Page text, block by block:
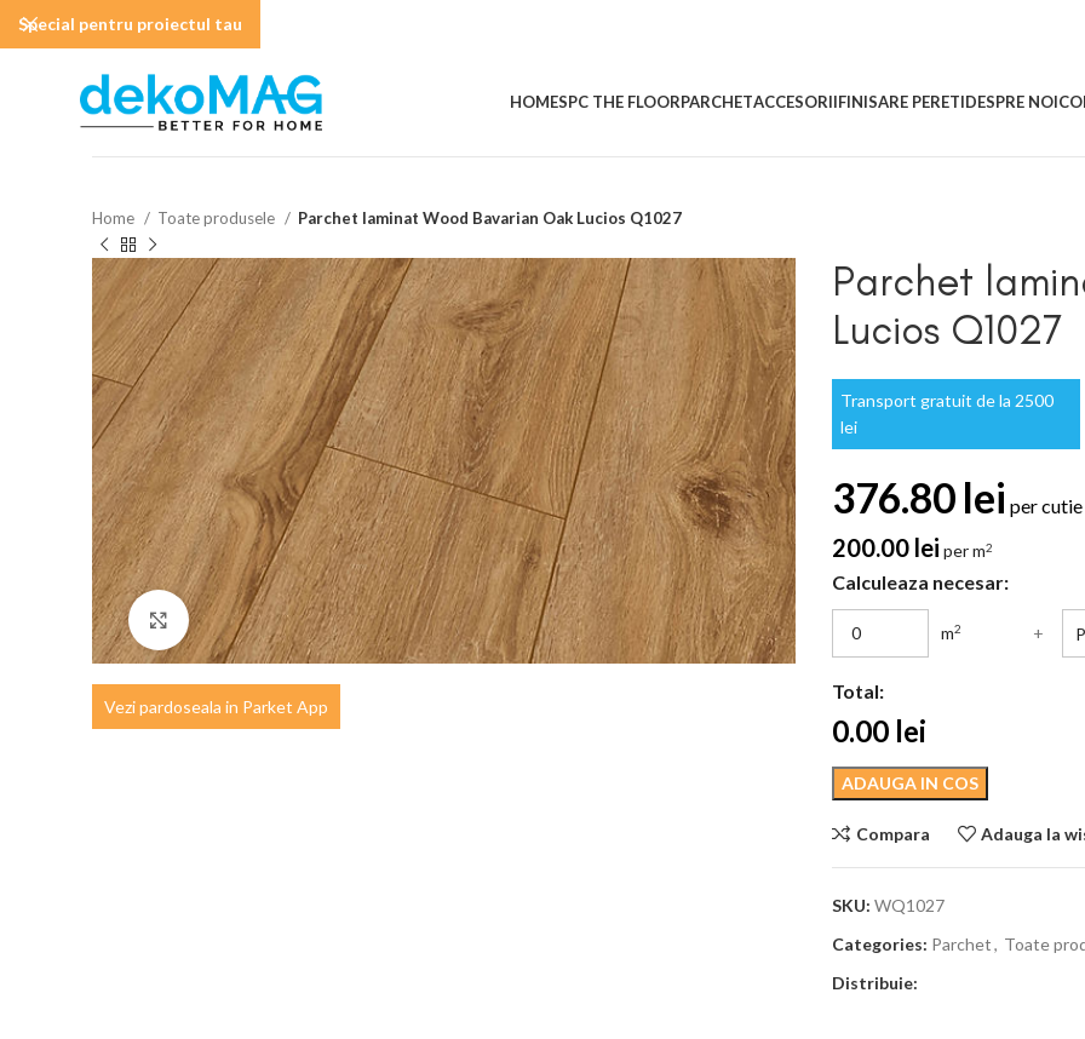
HOMESPC THE FLOORPARCHETACCESORIIFINISARE PERETIDESPRE NOI
Home Toate produsele Parchet laminat Wood Bavarian Oak Lucios Q1027
Click to enlarge
Vezi pardoseala in Parket App
Parchet
Lucios Q1027
Transport gratuit de la 2500
lei
376.80 lei per cutie
200.00 lei per m2
Calculeaza necesar:
m2 +
Total:
0.00 lei
ADAUGA IN COS
Compara Adauga la
SKU: WQ1027
Categories: Parchet, Toate
Distribuie:
Special pentru proiectul tau